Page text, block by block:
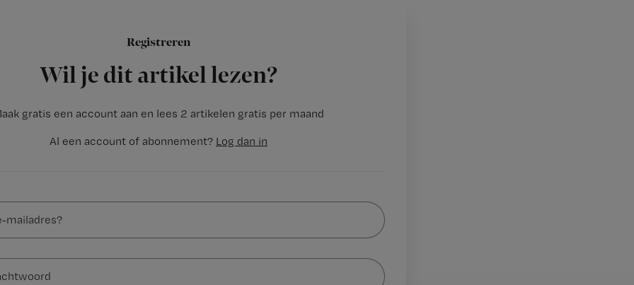
Registreren
Wil je dit artikel lezen?
gratis een account aan en lees 2 artikelen gratis per maand
Al een account of abonnement? Log dan in